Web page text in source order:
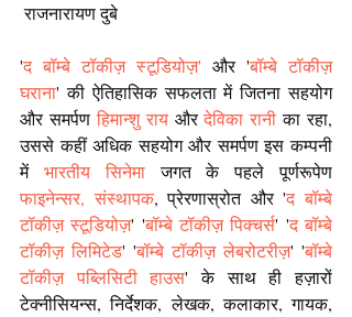
राजनारायण दुबे
'द बॉम्बे टॉकीज़ स्टूडियोज़' और 'बॉम्बे टॉकीज़
घराना' की ऐतिहासिक सफलता में जितना सहयोग
और समर्पण हिमान्शु राय और देविका रानी का रहा,
उससे कहीं अधिक सहयोग और समर्पण इस कम्पनी
में भारतीय सिनेमा
फाइनेन्सर, संस्थापक, प्रेरणास्रोत और 'द बॉम्बे
टॉकीज़ स्टूडियोज़' 'बॉम्बे टॉकीज़ पिक्चर्स' 'द बॉम्बे
टॉकीज़ लिमिटेड' 'बॉम्बे टॉकीज़ लेबरोटरीज़' 'बॉम्बे
टॉकीज़ पब्लिसिटी हाउस' के साथ ही हज़ारों
टेक्नीसियन्स, निर्देशक, लेखक, कलाकार, गायक,